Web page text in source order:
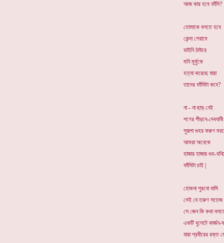
আজ কার হবে ফাঁসি?
তোমাকে বলতে হবে
কেন্দা গেরামে
ডাইনি ঠাউরে
মনি মূর্মুকে
হত্যা করেছে যারা
তাদের ফাঁসিটা কবে?
না - না ছাড় নেই
পণের পীড়নে-
সুরূপা গুহর করুণ
আমরা অনেকে
হাজার হাজার গুহ-
ফাঁসিটা চাই |
হোকনা পুরনো বাসি
সেই যে তরুণ সতেজ
সে জেন কি কথা
একটি বুলেটে কার্জন-
যারা প্রবীরের রক্ত